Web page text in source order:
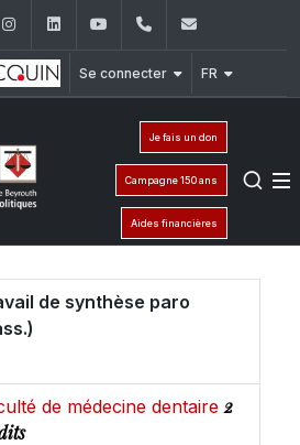
InstagramLinkedInYouTube+961 (1) 421 432
Se connecter FR
Je fais un don
Campagne 150 ans
Aides financières
de synthèse paro
de médecine dentaire2